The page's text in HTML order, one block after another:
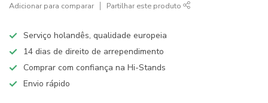
Adicionar para comparar Partilhar este produto
Serviço holandês, qualidade europeia
14 dias de direito de arrependimento
Comprar com confiança na Hi-Stands
Envio rápido